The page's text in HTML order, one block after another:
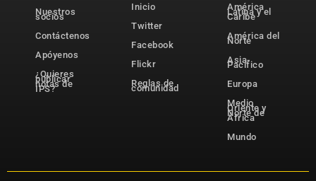
Nuestros
socios
Contáctenos
Apóyenos
¿Quieres
publicar
notas de
IPS?
Inicio
Twitter
Facebook
Flickr
Reglas de
comunidad
América
Latina y el
Caribe
América del
Norte
Asia-
Pacífico
Europa
Medio
Oriente y
Norte de
África
Mundo